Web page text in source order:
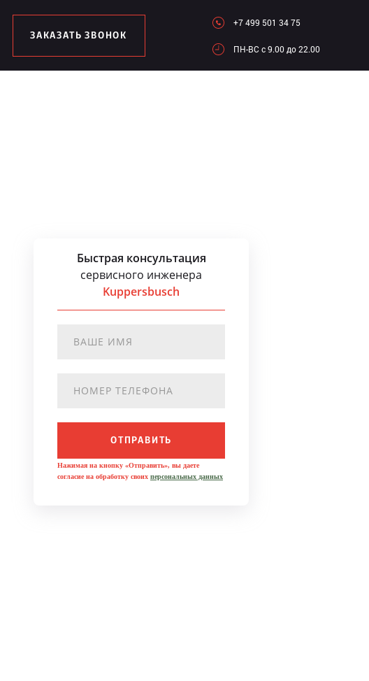
ЗАКАЗАТЬ ЗВОНОК
+7 499 501 34 75
ПН-ВC c 9.00 до 22.00
Быстрая консультация
сервисного инженера
Kuppersbusch
ОТПРАВИТЬ
Нажимая на кнопку «Отправить», вы даете
согласие на обработку своих персональных данных